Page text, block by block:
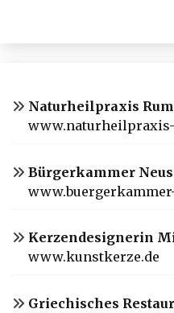
Naturheilpraxis
Bürgerkammer
Kerzendesignerin
www.kunstkerze.de
Griechisches